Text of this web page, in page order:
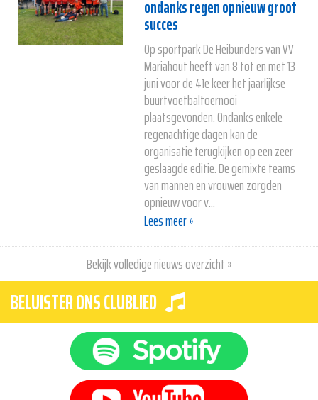
ondanks regen opnieuw groot
succes
Op sportpark De Heibunders van VV
Mariahout heeft van 8 tot en met 13
juni voor de 41e keer het jaarlijkse
buurtvoetbaltoernooi
plaatsgevonden. Ondanks enkele
regenachtige dagen kan de
organisatie terugkijken op een zeer
geslaagde editie. De gemixte teams
van mannen en vrouwen zorgden
opnieuw voor v...
Lees meer »
Bekijk volledige nieuws overzicht »
BELUISTER ONS CLUBLIED